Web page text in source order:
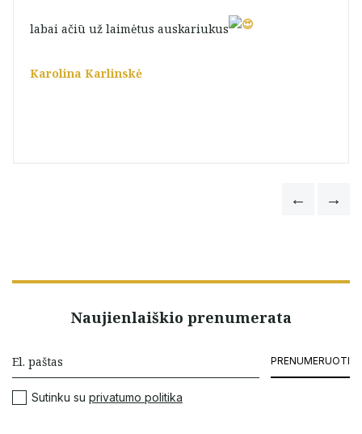
labai ačiū už laimėtus auskariukus
Karolina Karlinskė
Naujienlaiškio prenumerata
PRENUMERUOTI
Sutinku su privatumo politika